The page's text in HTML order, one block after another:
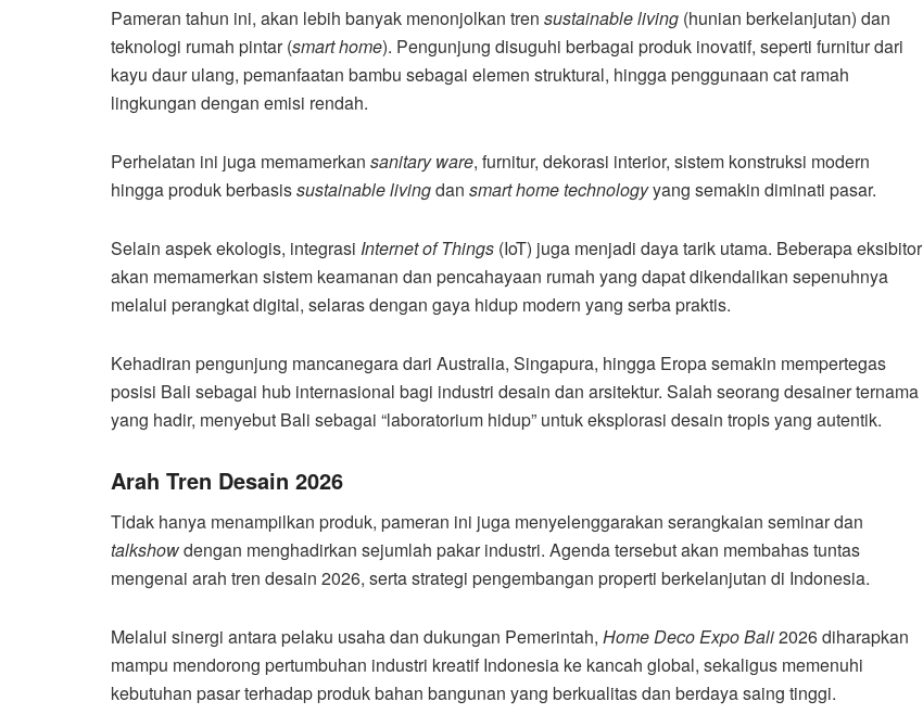
Pameran tahun ini, akan lebih banyak menonjolkan tren sustainable living (hunian berkelanjutan) dan
teknologi rumah pintar (smart home). Pengunjung disuguhi berbagai produk inovatif, seperti furnitur dari
kayu daur ulang, pemanfaatan bambu sebagai elemen struktural, hingga penggunaan cat ramah
lingkungan dengan emisi rendah.
Perhelatan ini juga memamerkan sanitary ware, furnitur, dekorasi interior, sistem konstruksi modern
hingga produk berbasissustainable livingdan smart home technologyyang semakin diminati pasar.
Selain aspek ekologis, integrasi Internet of Things (IoT) juga menjadi daya tarik utama. Beberapa eksibitor
akan memamerkan sistem keamanan dan pencahayaan rumah yang dapat dikendalikan sepenuhnya
melalui perangkat digital, selaras dengan gaya hidup modern yang serba praktis.
Kehadiran pengunjung mancanegara dari Australia, Singapura, hingga Eropa semakin mempertegas
posisi Bali sebagai hub internasional bagi industri desain dan arsitektur. Salah seorang desainer ternama
yang hadir, menyebut Bali sebagai “laboratorium hidup” untuk eksplorasi desain tropis yang autentik.
Arah Tren Desain 2026
Tidak hanya menampilkan produk, pameran ini juga menyelenggarakan serangkaian seminar dan
talkshowdengan menghadirkan sejumlah pakar industri. Agenda tersebut akan membahas tuntas
mengenai arah tren desain 2026, serta strategi pengembangan properti berkelanjutan di Indonesia.
Melalui sinergi antara pelaku usaha dan dukungan Pemerintah, Home Deco Expo Bali2026 diharapkan
mampu mendorong pertumbuhan industri kreatif Indonesia ke kancah global, sekaligus memenuhi
kebutuhan pasar terhadap produk bahan bangunan yang berkualitas dan berdaya saing tinggi.